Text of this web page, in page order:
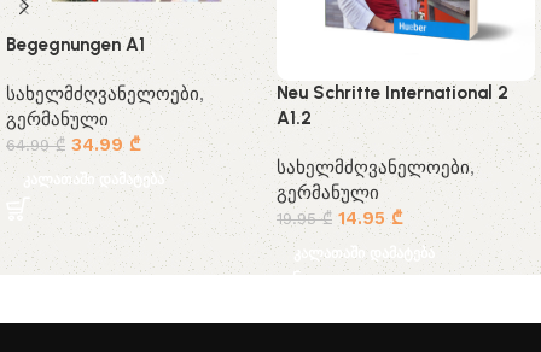
Begegnungen A1
სახელმძღვანელოები,
გერმანული
64.99₾ 34.99 ₾
კალათაში დამატება
Neu Schritte International 2
A1.2
სახელმძღვანელოები,
გერმანული
19.95₾ 14.95₾
კალათაში დამატება